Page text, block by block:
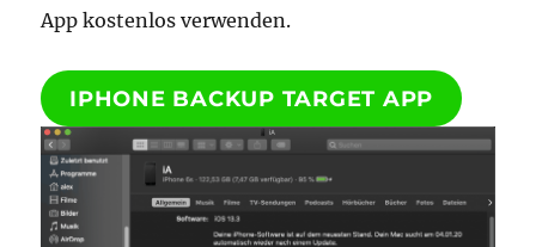
App kostenlos verwenden.
IPHONE BACKUP TARGET APP